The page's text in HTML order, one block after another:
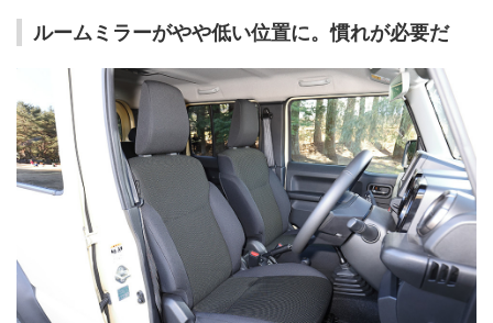
ルームミラーがやや低い位置に。慣れが必要だ